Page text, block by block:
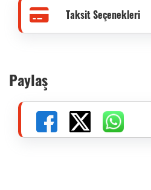
Taksit Seçenekleri
Paylaş